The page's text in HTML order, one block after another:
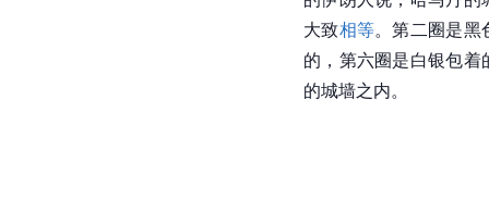
大致相等。第二圈是黑
的，第六圈是白银包
的城墙之内。